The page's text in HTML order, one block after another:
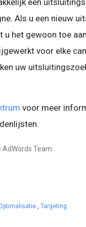
één
Als u een nieuw
u het gewoon toe
voor elke
uw
voor meer
AdWords Team
, Targeting